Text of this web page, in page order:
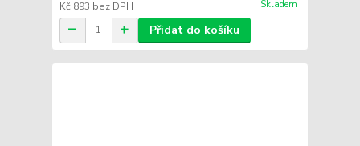
Kč 893 bez DPH Skladem
Přidat do košíku